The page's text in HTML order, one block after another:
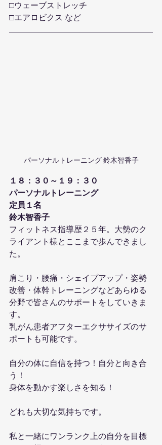
□ウェーブストレッチ
□エアロビクス など
パーソナルトレーニング 鈴木智香子
１８：３０～１９：３０
パーソナルトレーニング
定員１名
鈴木智香子
フィットネス指導歴２５年。大勢のク
ライアント様とここまで歩んできまし
た。
肩こり・腰痛・シェイプアップ・姿勢
改善・体幹トレーニングなどあらゆる
分野で皆さんのサポートをしていきま
す。
乳がん患者アフターエクササイズのサ
ポートも可能です。
自分の体に自信を持つ！自分と向き合
う！
身体を動かす楽しさを知る！
どれも大切な気持ちです。
私と一緒にワンランク上の自分を目標